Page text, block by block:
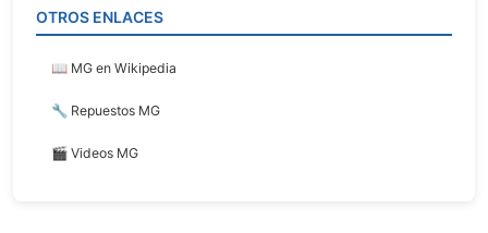
OTROS ENLACES
📖 MG en Wikipedia
🔧 Repuestos MG
🎬 Videos MG